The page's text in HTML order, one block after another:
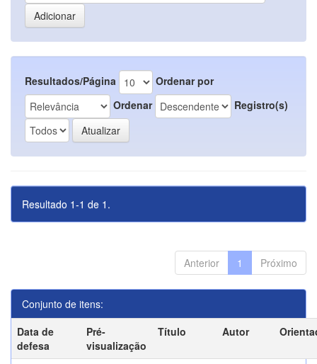
Resultados/Página
Ordenar por
Ordenar
Registro(s)
Resultado 1-1 de 1.
Anterior 1 Próximo
Conjunto de itens:
Data de
defesa
Pré-
visualização
Título Autor